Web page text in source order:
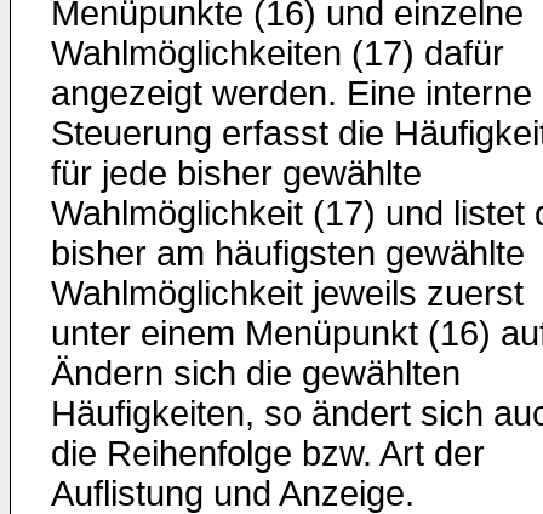
Menüpunkte (16) und einzelne
Wahlmöglichkeiten (17) dafür
angezeigt werden. Eine interne
Steuerung erfasst die
für jede bisher gewählte
Wahlmöglichkeit (17) und listet
bisher am häufigsten gewählte
Wahlmöglichkeit jeweils zuerst
unter einem Menüpunkt (16)
Ändern sich die gewählten
Häufigkeiten, so ändert sich
die Reihenfolge bzw. Art der
Auflistung und Anzeige.